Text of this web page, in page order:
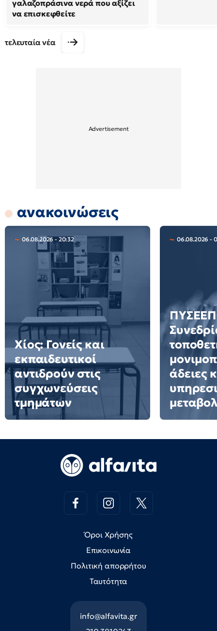
γαλαζοπράσινα νερά που αξίζει
να επισκεφθείτε
τελευταία νέα
ανακοινώσεις
06.08.2026 - 20:32
Χίος: Γονείς και
εκπαιδευτικοί
αντιδρούν στις
συγχωνεύσεις
τμημάτων
06.08.2026 -
ΠΥΣΕΕΠ
άδειες
Όροι Χρήσης
Επικοινωνία
Πολιτική απορρήτου
Ταυτότητα
info@alfavita.gr